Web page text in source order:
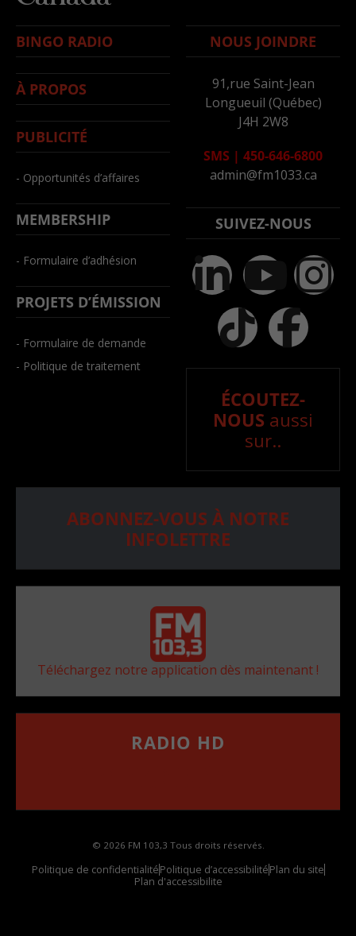
BINGO RADIO
À PROPOS
PUBLICITÉ
- Opportunités d’affaires
MEMBERSHIP
- Formulaire d’adhésion
PROJETS D’ÉMISSION
- Formulaire de demande
- Politique de traitement
NOUS JOINDRE
91,rue Saint-Jean
Longueuil (Québec)
J4H 2W8
SMS | 450-646-6800
admin@fm1033.ca
SUIVEZ-NOUS
ÉCOUTEZ-
NOUS aussi
sur..
ABONNEZ-VOUS À NOTRE
INFOLETTRE
Téléchargez notre application dès maintenant !
RADIO HD
© 2026 FM 103,3 Tous droits réservés.
Politique de confidentialitéPolitique d’accessibilitéPlan du site
Plan d'accessibilite